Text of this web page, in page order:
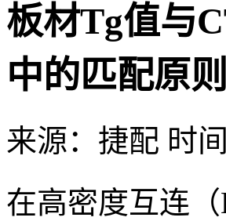
板材Tg值与
中的匹配原
来源：捷配 时
在高密度互连